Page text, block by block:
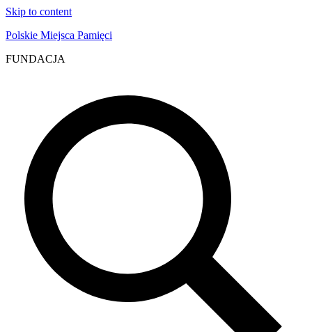
Skip to content
Polskie Miejsca Pamięci
FUNDACJA